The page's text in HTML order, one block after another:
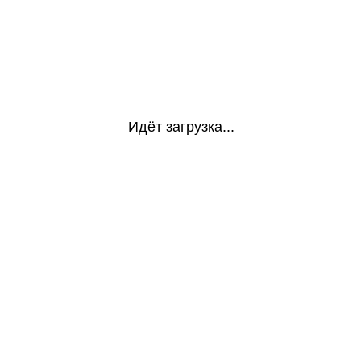
Идёт загрузка...